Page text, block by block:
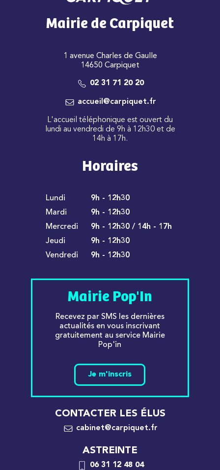
Mairie de Carpiquet
1 avenue Charles de Gaulle
14650 Carpiquet
02 31 71 20 20
accueil@carpiquet.fr
L'accueil téléphonique est ouvert du
lundi au vendredi de 9h à 12h30 et de
14h à 17h.
Horaires
Lundi
9h - 12h30
Mardi
9h - 12h30
Mercredi
9h - 12h30 / 14h - 17h
Jeudi
9h - 12h30
Vendredi
9h - 12h30
Mairie Pop'In
Recevez par SMS les dernières
actualités en vous inscrivant
gratuitement au service Mairie
Pop'in
Je m'inscris
CONTACTER LES ÉLUS
cabinet@carpiquet.fr
ASTREINTE
06 31 12 48 04